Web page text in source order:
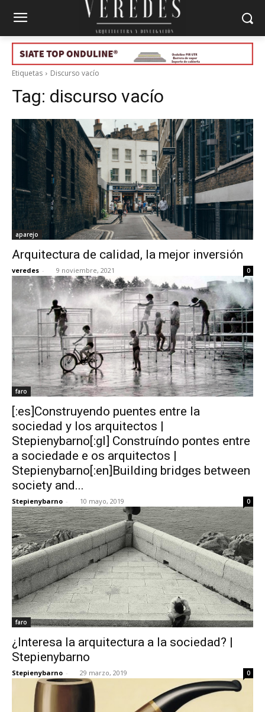
Etiquetas Discurso vacío
Tag: discurso vacío
aparejo
Arquitectura de calidad, la mejor inversión
veredes - 9 noviembre, 2021 0
faro
[:es]Construyendo puentes entre la
sociedad y los arquitectos |
Stepienybarno[:gl] Construíndo pontes entre
a sociedade e os arquitectos |
Stepienybarno[:en]Building bridges between
society and...
Stepienybarno - 10 mayo, 2019 0
faro
¿Interesa la arquitectura a la sociedad? |
Stepienybarno
Stepienybarno - 29 marzo, 2019 0